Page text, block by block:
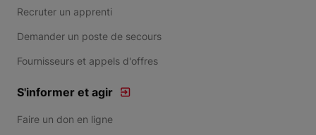
Recruter un apprenti
Demander un poste de secours
Fournisseurs et appels d'offres
S'informer et agir
Faire un don en ligne